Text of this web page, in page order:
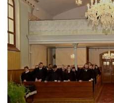
HISTÓRIA ZBORU
AKTIVITY
OZNAMY
KÁZNE